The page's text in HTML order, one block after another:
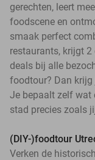
gerechten, leert
foodscene en
smaak perfect
restaurants, krijgt
deals bij alle
foodtour? Dan
Je bepaalt zelf wat
stad precies zoals
(DIY-)foodtour
Verken de